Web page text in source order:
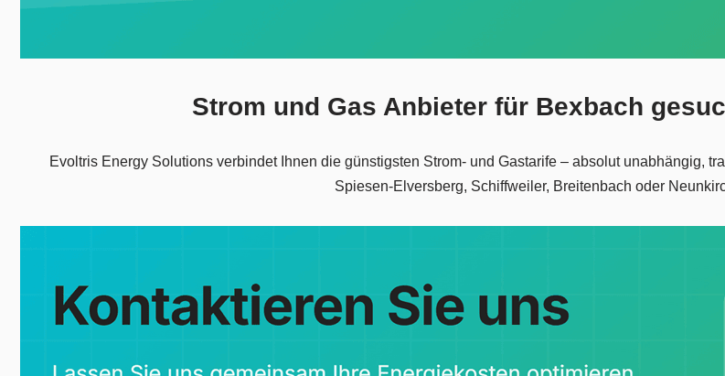
Strom und Gas Anbieter für Bexbach
Evoltris Energy Solutions verbindet Ihnen die günstigsten Strom- und Gastarife – absolut unabhängig,
Spiesen-Elversberg, Schiffweiler, Breitenbach oder